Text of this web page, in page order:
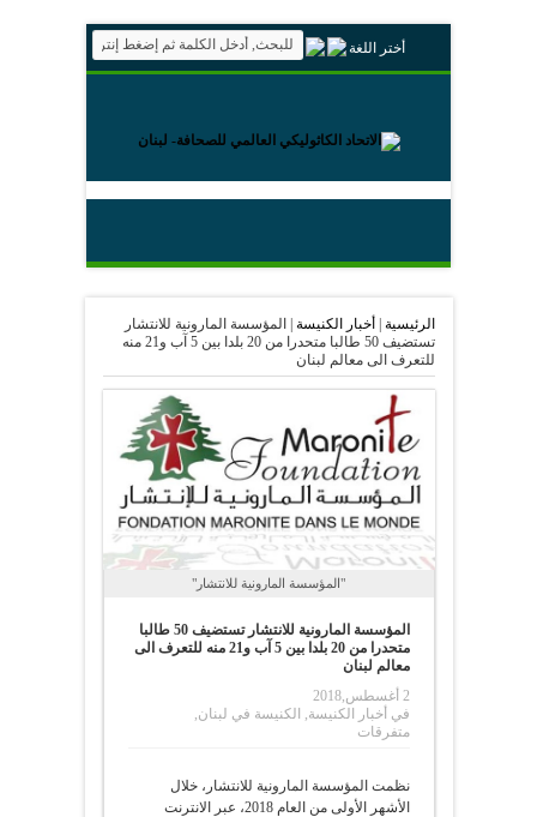
أختر اللغة
الرئيسية أخبار الكنيسة
المؤسسة المارونية للانتشار
تستضيف 50 طالبا متحدرا من 20 بلدا بين 5 آب و21 منه
للتعرف الى معالم لبنان
"المؤسسة المارونية للانتشار"
المؤسسة المارونية للانتشار تستضيف 50 طالبا
متحدرا من 20 بلدا بين 5 آب و21 منه للتعرف الى
معالم لبنان
2 أغسطس,2018
في أخبار الكنيسة, الكنيسة في لبنان,
متفرقات
نظمت المؤسسة المارونية للانتشار، خلال
الأشهر الأولى من العام 2018، عبر الانترنت